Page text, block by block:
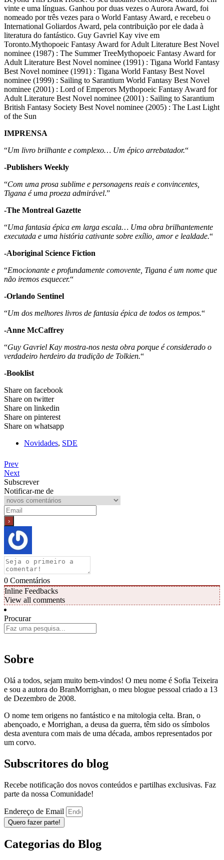
vinte e uma línguas. Ganhou por duas vezes o Aurora Award, foi
nomeado por três vezes para o World Fantasy Award, e recebeu o
International Goliardos Award, pela contribuição por ele dada à
literatura do fantástico. Guy Gavriel Kay vive em
Toronto.Mythopoeic Fantasy Award for Adult Literature Best Novel
nominee (1987) : The Summer TreeMythopoeic Fantasy Award for
Adult Literature Best Novel nominee (1991) : Tigana World Fantasy
Best Novel nominee (1991) : Tigana World Fantasy Best Novel
nominee (1999) : Sailing to Sarantium World Fantasy Best Novel
nominee (2001) : Lord of Emperors Mythopoeic Fantasy Award for
Adult Literature Best Novel nominee (2001) : Sailing to Sarantium
British Fantasy Society Best Novel nominee (2005) : The Last Light
of the Sun
IMPRENSA
“Um livro brilhante e complexo… Um épico arrebatador.“
-Publishers Weekly
“Com uma prosa sublime e personagens reais e convincentes,
Tigana é uma proeza admirável.”
-The Montreal Gazette
“Uma fantasia épica em larga escala… Uma obra brilhantemente
executada e uma história cativante sobre exílio, amor e lealdade.“
-Aboriginal Science Fiction
“Emocionante e profundamente comovente, Tigana é um nome que
não iremos esquecer.“
-Orlando Sentinel
“Um dos melhores livros de fantasia épica de todos os tempos.“
-Anne McCaffrey
“Guy Gavriel Kay mostra-nos nesta obra porque é considerado o
verdadeiro herdeiro da tradição de Tolkien.“
-Booklist
Share on facebook
Share on twitter
Share on linkedin
Share on pinterest
Share on whatsapp
Novidades, SDE
Prev
Next
Subscrever
Notificar-me de
0 Comentários
Inline Feedbacks
View all comments
Procurar
Sobre
Olá a todos, sejam muito bem-vindos! O meu nome é Sofia Teixeira
e sou a autora do BranMorrighan, o meu blogue pessoal criado a 13
de Dezembro de 2008.
O nome tem origens no fantástico e na mitologia celta. Bran, o
abençoado, e Morrighan, a deusa da guerra, têm sido os símbolos
desta aventura com mais de uma década, ambos representados por
um corvo.
Subscritores do blog
Recebe notificação dos novos conteúdos e partilhas exclusivas. Faz
parte da nossa Comunidade!
Endereço de Email
Quero fazer parte!
Categorias do Blog